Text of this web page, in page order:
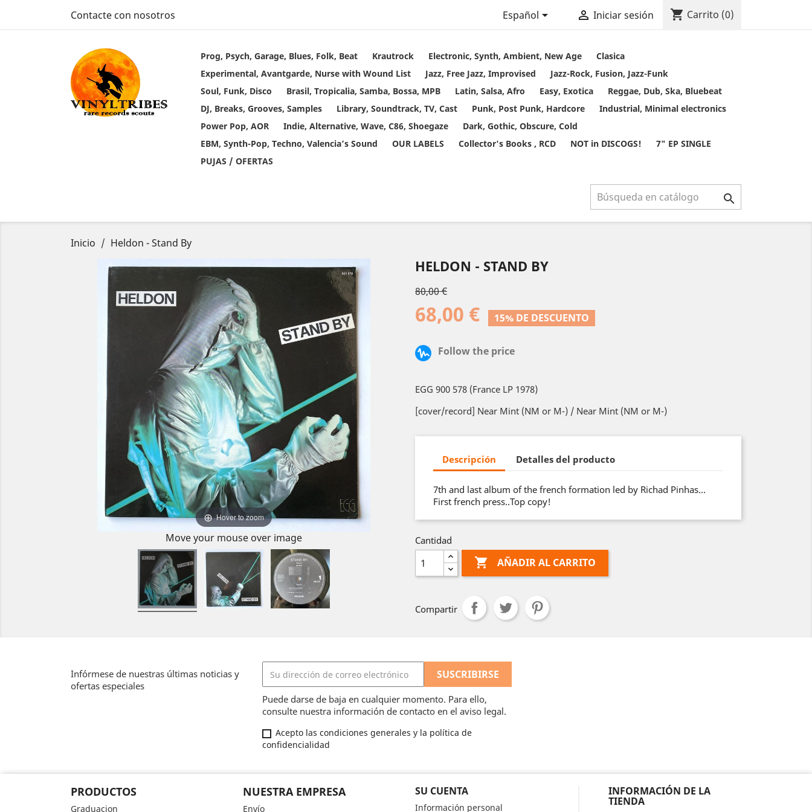
Contacte con nosotros Español  Iniciar sesión shopping_cart Carrito (0)
Prog, Psych, Garage, Blues, Folk, Beat Krautrock Electronic, Synth, Ambient, New Age
Clasica
Experimental, Avantgarde, Nurse with Wound List
Jazz, Free Jazz, Improvised
Jazz-Rock, Fusion, Jazz-Funk
Soul, Funk, Disco
Brasil, Tropicalia, Samba, Bossa, MPB Latin, Salsa, Afro Easy, Exotica
Reggae, Dub, Ska, Bluebeat
DJ, Breaks, Grooves, Samples
Library, Soundtrack, TV, Cast Punk, Post Punk, Hardcore
Industrial, Minimal electronics
Power Pop, AOR
Indie, Alternative, Wave, C86, Shoegaze
Dark, Gothic, Obscure, Cold
EBM, Synth-Pop, Techno, Valencia’s Sound
OUR LABELS Collector's Books , RCD NOT in DISCOGS!
7" EP SINGLE
PUJAS / OFERTAS

Inicio Heldon - Stand By
Hover to zoom
Move your mouse over image
HELDON - STAND BY
80,00 €
68,00 € 15% DE DESCUENTO
Follow the price
EGG 900 578 (France LP 1978)
[cover/record] Near Mint (NM or M-) / Near Mint (NM or M-)
Descripción Detalles del producto
7th and last album of the french formation led by Richad Pinhas…
First french press..Top copy!
Cantidad
 AÑADIR AL CARRITO
Compartir
Infórmese de nuestras últimas noticias y
ofertas especiales
Puede darse de baja en cualquier momento. Para ello,
consulte nuestra información de contacto en el aviso legal.
Acepto las condiciones generales y la política de
confidencialidad
PRODUCTOS
Graduacion
NUESTRA EMPRESA
Envío
SU CUENTA
Información personal
INFORMACIÓN DE LA
TIENDA